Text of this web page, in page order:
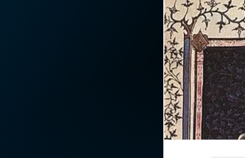
Avec Thérèse de Lisieux
L'Évangile chaque jour
Les premiers samedis
du mois
Marie qui défait les
nœuds